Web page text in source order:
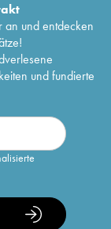
und entdecken
und fundierte